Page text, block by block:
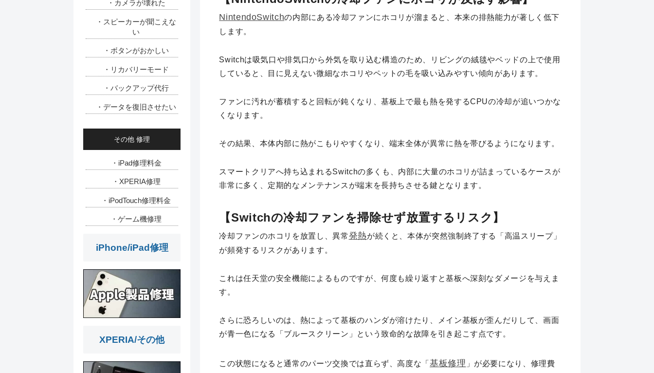
NintendoSwitchの内部にある冷却ファンにホコリが溜まると、本来の排熱能力が著しく低下
します。
Switchは吸気口や排気口から外気を取り込む構造のため、リビングの絨毯やベッドの上で使用
していると、目に見えない微細なホコリやペットの毛を吸い込みやすい傾向があります。
ファンに汚れが蓄積すると回転が鈍くなり、基板上で最も熱を発するCPUの冷却が追いつかな
くなります。
その結果、本体内部に熱がこもりやすくなり、端末全体が異常に熱を帯びるようになります。
スマートクリアへ持ち込まれるSwitchの多くも、内部に大量のホコリが詰まっているケースが
非常に多く、定期的なメンテナンスが端末を長持ちさせる鍵となります。
【Switchの冷却ファンを掃除せず放置するリスク】
冷却ファンのホコリを放置し、異常発熱が続くと、本体が突然強制終了する「高温スリープ」
が頻発するリスクがあります。
これは任天堂の安全機能によるものですが、何度も繰り返すと基板へ深刻なダメージを与えま
す。
さらに恐ろしいのは、熱によって基板のハンダが溶けたり、メイン基板が歪んだりして、画面
が青一色になる「ブルースクリーン」という致命的な故障を引き起こす点です。
この状態になると通常のパーツ交換では直らず、高度な「 基板修理 」が必要になり、修理費
・カメラが壊れた
・スピーカーが聞こえな
い
・ボタンがおかしい
・リカバリーモード
・バックアップ代行
・データを復旧させたい
その他 修理
・iPad修理料金
・XPERIA修理
・iPodTouch修理料金
・ゲーム機修理
iPhone/iPad修理
XPERIA/その他